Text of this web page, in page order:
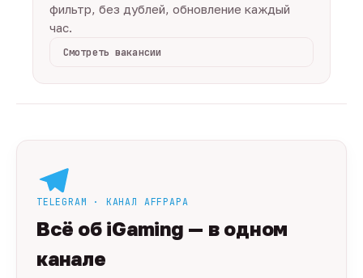
фильтр, без дублей, обновление каждый
час.
Смотреть вакансии
TELEGRAM · КАНАЛ AFFPAPA
Всё об iGaming — в одном
канале